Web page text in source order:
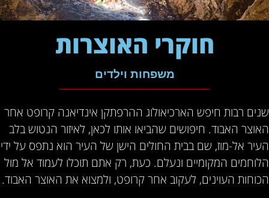
חוקרי האוצרות
משפחות וילדים
שנים רבות חיפש הארכיאולוג ההרפתקן אינדיאנה קרופט אחר
האוצר האבוד. חיפושים שהביאו אותו לכאן, לאיזור הנטוש בלב
העיר אל-מוז, שם בבית החולים הישן של העיר הוא נתפס על ידי
הלוחמים המקומיים ונעלם. כעת, רק אתם תוכלו לעמוד אל מול
הכוחות העוינים, לעקוב אחר קרופט, ולמצוא את האוצר האבוד.